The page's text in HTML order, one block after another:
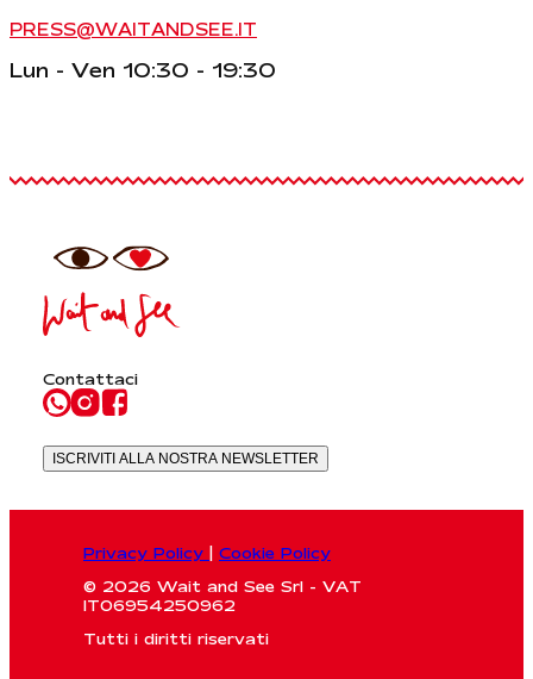
PRESS@WAITANDSEE.IT
Lun - Ven 10:30 - 19:30
Contattaci
ISCRIVITI ALLA NOSTRA NEWSLETTER
Privacy Policy
Cookie Policy
© 2026 Wait and See Srl - VAT
IT06954250962
Tutti i diritti riservati